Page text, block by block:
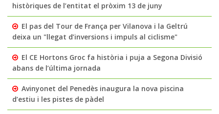
històriques de l’entitat el pròxim 13 de juny
El pas del Tour de França per Vilanova i la Geltrú
deixa un "llegat d’inversions i impuls al ciclisme"
El CE Hortons Groc fa història i puja a Segona Divisió
abans de l’última jornada
Avinyonet del Penedès inaugura la nova piscina
d’estiu i les pistes de pàdel